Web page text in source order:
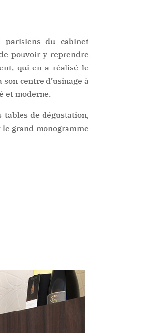
parisiens du cabinet
pouvoir y reprendre
qui en a réalisé le
centre d’usinage à
et moderne.
tables de dégustation,
grand monogramme